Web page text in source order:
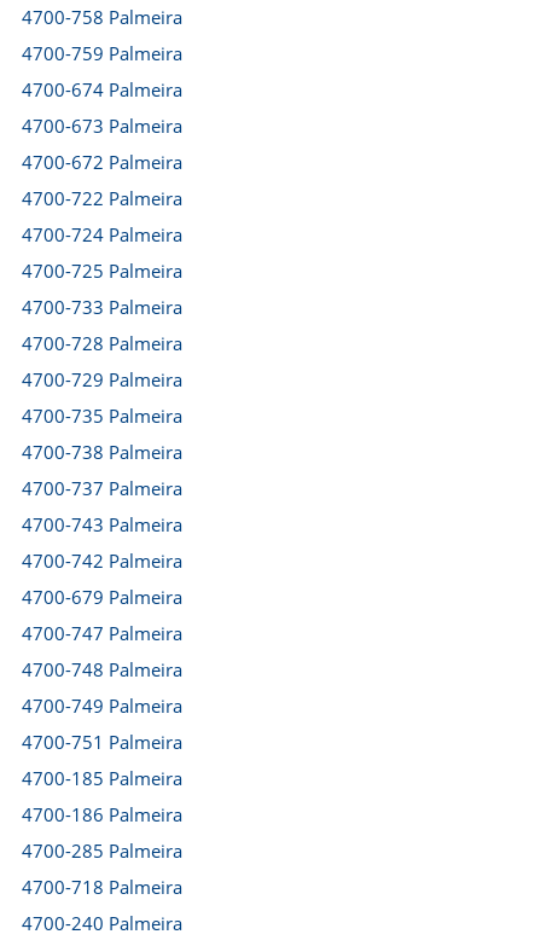
4700-758 Palmeira
4700-759 Palmeira
4700-674 Palmeira
4700-673 Palmeira
4700-672 Palmeira
4700-722 Palmeira
4700-724 Palmeira
4700-725 Palmeira
4700-733 Palmeira
4700-728 Palmeira
4700-729 Palmeira
4700-735 Palmeira
4700-738 Palmeira
4700-737 Palmeira
4700-743 Palmeira
4700-742 Palmeira
4700-679 Palmeira
4700-747 Palmeira
4700-748 Palmeira
4700-749 Palmeira
4700-751 Palmeira
4700-185 Palmeira
4700-186 Palmeira
4700-285 Palmeira
4700-718 Palmeira
4700-240 Palmeira